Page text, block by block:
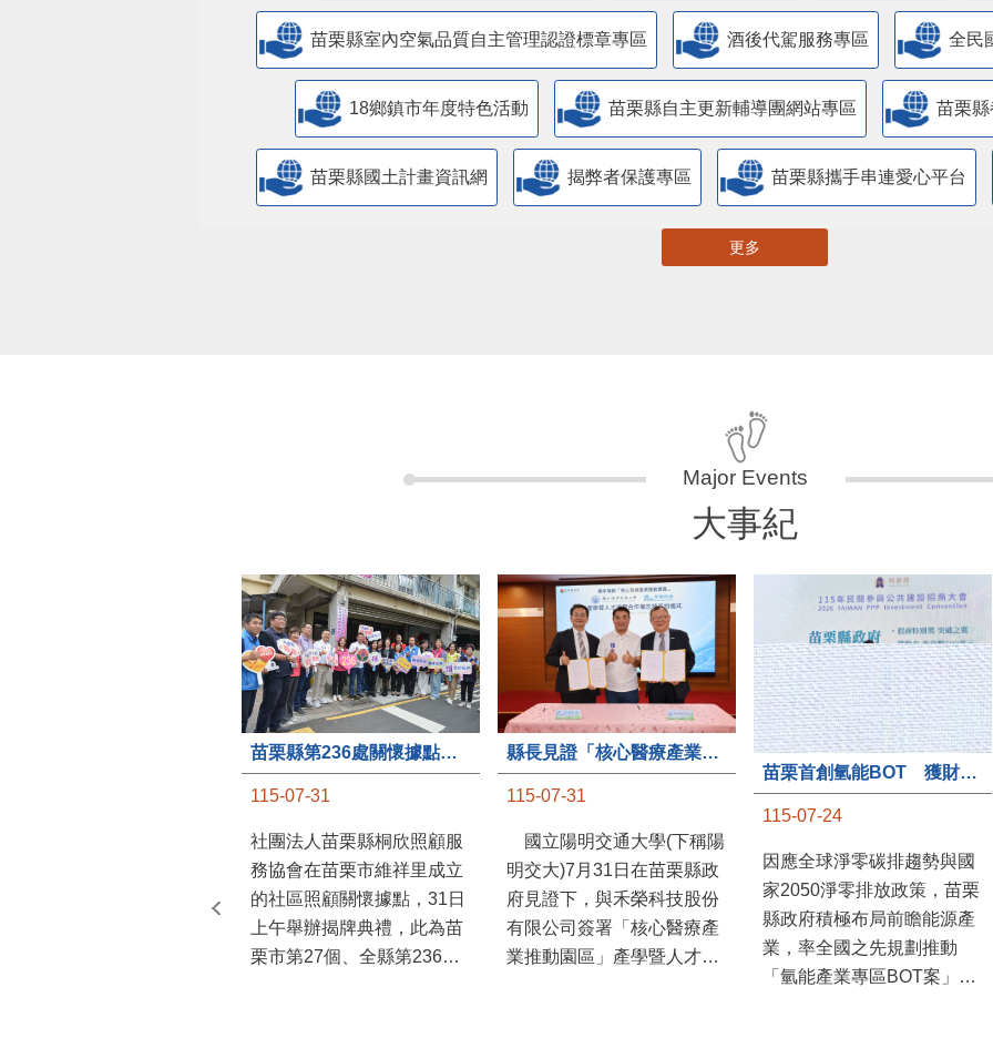
苗栗縣室內空氣品質自主管理認證標章專區 酒後代駕服務專區 全民
18鄉鎮市年度特色活動 苗栗縣自主更新輔導團網站專區 苗栗
苗栗縣國土計畫資訊網 揭弊者保護專區 苗栗縣攜手串連愛心平台
更多
大事紀
苗栗縣第236處關懷據點在苗栗市維祥里揭牌
115-07-31
社團法人苗栗縣桐欣照顧服
務協會在苗栗市維祥里成立
的社區照顧關懷據點，31日
上午舉辦揭牌典禮，此為苗
栗市第27個、全縣第236處
縣長見證「核心醫療產業推動園區」產學合作簽約儀式
115-07-31
國立陽明交通大學(下稱陽
明交大)7月31日在苗栗縣政
府見證下，與禾榮科技股份
有限公司簽署「核心醫療產
業推動園區」產學暨人才培
苗栗首創氫能BOT 獲財政部「突破之翼」肯定
115-07-24
因應全球淨零碳排趨勢與國
家2050淨零排放政策，苗栗
縣政府積極布局前瞻能源產
業，率全國之先規劃推動
「氫能產業專區BOT案」，